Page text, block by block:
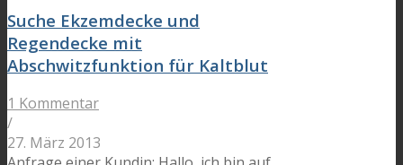
Suche Ekzemdecke und
Regendecke mit
Abschwitzfunktion für Kaltblut
1 Kommentar
/
27. März 2013